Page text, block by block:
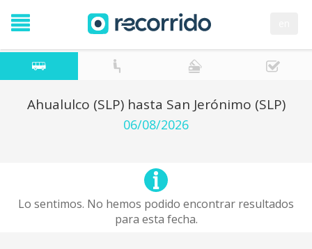
Ahualulco (SLP) hasta San Jerónimo (SLP)
06/08/2026
Lo sentimos. No hemos podido encontrar resultados
para esta fecha.